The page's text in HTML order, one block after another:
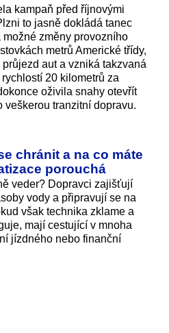
kampaň před říjnovými
to jasně dokládá tanec
změny provozního
metrů Americké třídy,
aut a vzniká takzvaná
20 kilometrů za
oživila snahy otevřít
veškerou tranzitní dopravu.
chránit a na co máte
porouchá
veder? Dopravci zajišťují
vody a připravují se na
však technika zklame a
mají cestující v mnoha
jízdného nebo finanční